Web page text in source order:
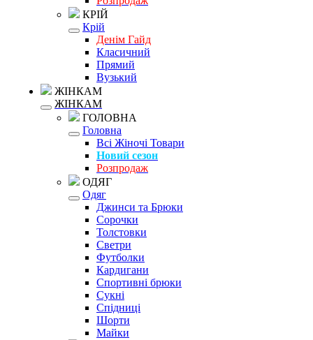
КРІЙ
Крій
Денім Гайд
Класичний
Прямий
Вузький
ЖІНКАМ
ЖІНКАМ
ГОЛОВНА
Головна
Всі Жіночі Товари
Новий сезон
Розпродаж
ОДЯГ
Одяг
Джинси та Брюки
Сорочки
Толстовки
Светри
Футболки
Кардигани
Спортивні брюки
Сукні
Спідниці
Шорти
Майки